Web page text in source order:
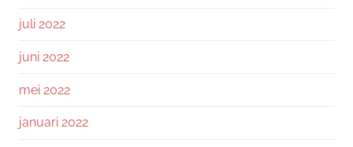
juli 2022
juni 2022
mei 2022
januari 2022